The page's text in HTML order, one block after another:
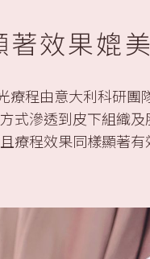
效果媲
程由意大利科研團
式滲透到皮下組織
療程效果同樣顯著